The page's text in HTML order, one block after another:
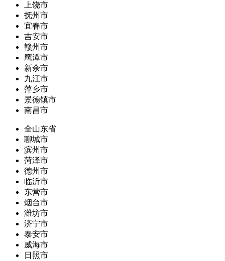
上饶市
抚州市
宜春市
吉安市
赣州市
鹰潭市
新余市
九江市
萍乡市
景德镇市
南昌市
全山东省
聊城市
滨州市
菏泽市
德州市
临沂市
东营市
烟台市
潍坊市
济宁市
泰安市
威海市
日照市